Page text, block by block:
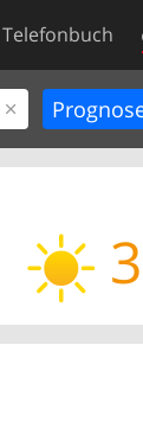
Telefonbuch